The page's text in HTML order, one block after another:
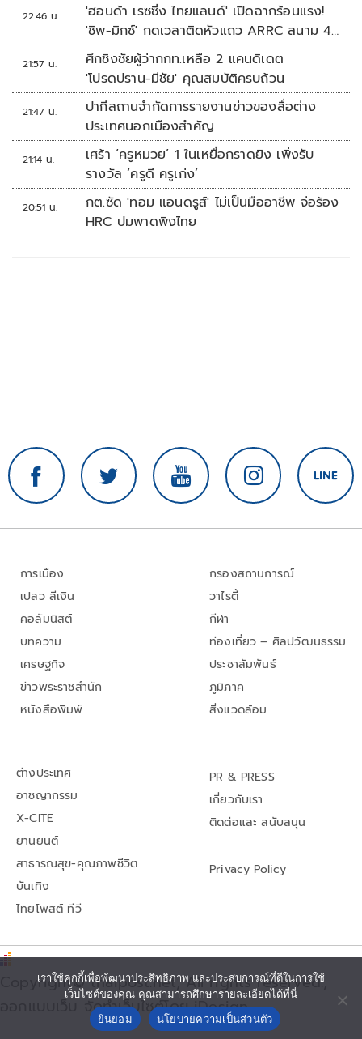
ด้วยความภาคภูมิใจในความเป็นเวทีมวยไทยที่แท้จริง
22:46 น.
'ฮอนด้า เรซซิ่ง ไทยแลนด์' เปิดฉากร้อนแรง!
'ชิพ-มิกซ์' กดเวลาติดหัวแถว ARRC สนาม 4
ที่มัลดาลิกา
21:57 น.
ศึกชิงชัยผู้ว่ากกท.เหลือ 2 แคนดิเดต
'โปรดปราน-มีชัย' คุณสมบัติครบถ้วน
21:47 น.
ปากีสถานจำกัดการรายงานข่าวของสื่อต่าง
ประเทศนอกเมืองสำคัญ
21:14 น.
เศร้า ‘ครูหมวย’ 1 ในเหยื่อกราดยิง เพิ่งรับ
รางวัล ‘ครูดี ครูเก่ง’
20:51 น.
กต.ซัด 'ทอม แอนดรูส์' ไม่เป็นมืออาชีพ จ่อร้อง
HRC ปมพาดพิงไทย
การเมือง
เปลว สีเงิน
คอลัมนิสต์
บทความ
เศรษฐกิจ
ข่าวพระราชสำนัก
หนังสือพิมพ์
กรองสถานการณ์
วาไรตี้
กีฬา
ท่องเที่ยว – ศิลปวัฒนธรรม
ประชาสัมพันธ์
ภูมิภาค
สิ่งแวดล้อม
ต่างประเทศ
อาชญากรรม
X-CITE
ยานยนต์
สาธารณสุข-คุณภาพชีวิต
บันเทิง
ไทยโพสต์ ทีวี
PR & PRESS
เกี่ยวกับเรา
ติดต่อและ สนับสนุน
Privacy Policy
Copyright© thaipost.net, All rights reserved.,
ออกแบบเว็บ จัดทำเว็บไซต์โดย iDesign
เราใช้คุกกี้เพื่อพัฒนาประสิทธิภาพ และประสบการณ์ที่ดีในการใช้
เว็บไซต์ของคุณ คุณสามารถศึกษารายละเอียดได้ที่นี่
ยินยอม
นโยบายความเป็นส่วนตัว